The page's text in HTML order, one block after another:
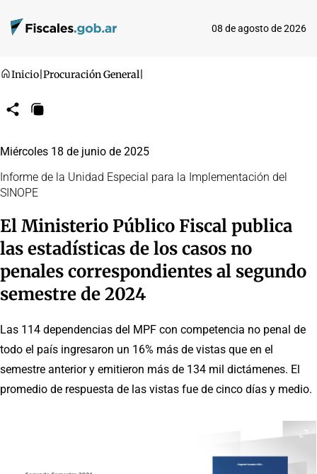
08 de agosto de 2026
Inicio Procuración General
CompartirCopiar
Miércoles 18 de junio de 2025
Informe de la Unidad Especial para la Implementación del
SINOPE
El Ministerio Público Fiscal publica
las estadísticas de los casos no
penales correspondientes al segundo
semestre de 2024
Las 114 dependencias del MPF con competencia no penal de
todo el país ingresaron un 16% más de vistas que en el
semestre anterior y emitieron más de 134 mil dictámenes. El
promedio de respuesta de las vistas fue de cinco días y medio.